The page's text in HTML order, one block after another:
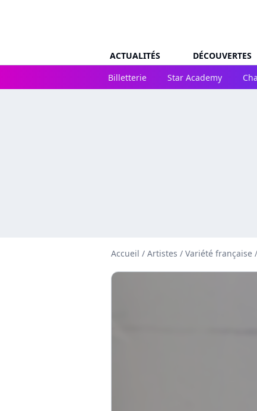
ACTUALITÉS DÉCOUVERTES
Billetterie
Star Academy
Accueil / Artistes / Variété française /